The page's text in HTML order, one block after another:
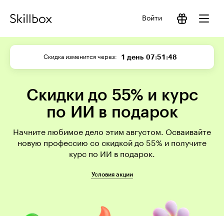
Войти
Скидка изменится через 1 день 07:51:47
Скидки до 55% и курс
по ИИ в подарок
Начните любимое дело этим августом. Осваивайте
новую профессию со скидкой до 55% и получите
курс по ИИ в подарок.
Условия акции